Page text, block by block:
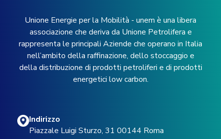
Unione Energie per la Mobilità - unem è una libera
associazione che deriva da Unione Petrolifera e
rappresenta le principali Aziende che operano in Italia
nell’ambito della raffinazione, dello stoccaggio e
della distribuzione di prodotti petroliferi e di prodotti
energetici low carbon.
Indirizzo
Piazzale Luigi Sturzo, 31 00144 Roma